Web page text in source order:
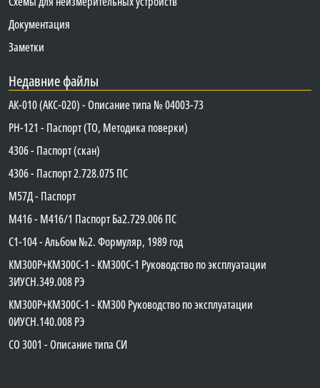
Документация
Заметки
Недавние файлы
АК-010 (АКС-020) - Описание типа № 04003-73
PH-121 - Паспорт (ТО, Методика поверки)
4306 - Паспорт (скан)
4306 - Паспорт 2.728.075 ПС
М57Д - Паспорт
М416 - М416/1 Паспорт Ба2.729.006 ПС
C1-104 - Альбом №2. Формуляр, 1989 год
КМ300Р+КМ300С-1 - КМ300C-1 Руководство по эксплуатации
3ИУСН.349.008 РЭ
КМ300Р+КМ300С-1 - КМ300 Руководство по эксплуатации
0ИУСН.140.008 РЭ
СО 3001 - Описание типа СИ